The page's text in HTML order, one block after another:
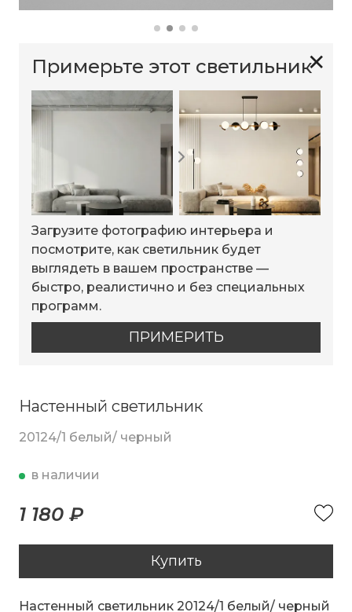
✕
Примерьте этот светильник
Загрузите фотографию интерьера и
посмотрите, как светильник будет
выглядеть в вашем пространстве —
быстро, реалистично и без специальных
программ.
ПРИМЕРИТЬ
Настенный светильник
20124/1 белый/ черный
в наличии
1 180 ₽
Купить
Настенный светильник 20124/1 белый/ черный